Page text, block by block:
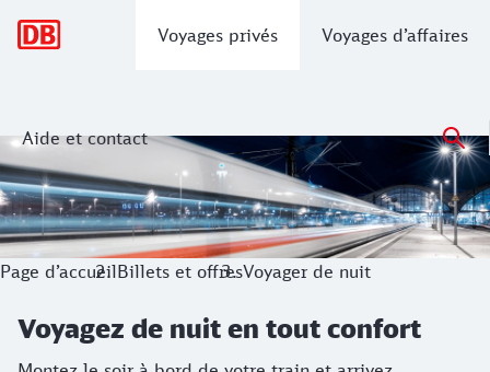
Voyages privés Voyages d’affaires
Aide et contact
Voyagez de nuit en tout confort
Montez le soir à bord de votre train et arrivez
Page d’accueilBillets et offresVoyager de nuit
Voyagez de nuit en tout confort